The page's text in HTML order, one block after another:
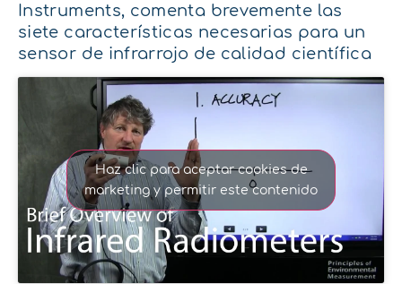
Instruments, comenta brevemente las
siete características necesarias para un
sensor de infrarrojo de calidad científica
Haz clic para aceptar cookies de
marketing y permitir este contenido